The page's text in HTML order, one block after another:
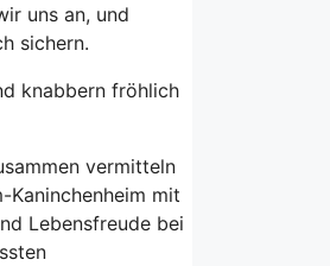
uns an, und
sichern.
knabbern fröhlich
vermitteln
Kaninchenheim mit
Lebensfreude bei